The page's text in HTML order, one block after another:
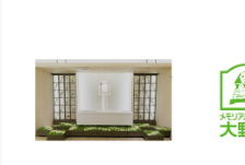
屋ウェブショップ▼
@simple_butudan ■メモリア
ルギャラリー国分寺店 東京
都国分寺市南町3-23-6ルミエ